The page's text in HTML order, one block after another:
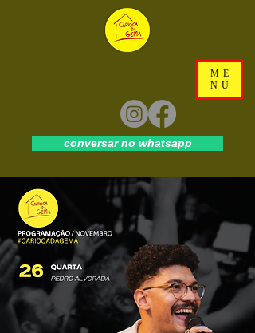
ME
NU
conversar no whatsapp